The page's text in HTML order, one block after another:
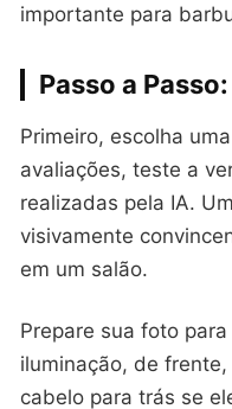
importante para
Passo a
Primeiro, escolha
avaliações, teste a
realizadas pela IA.
visivamente
em um salão.
Prepare sua foto
iluminação, de
cabelo para trás se